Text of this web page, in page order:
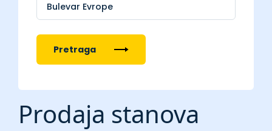
Bulevar Evrope
Pretraga
Prodaja stanova